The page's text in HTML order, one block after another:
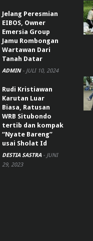
Jelang Peresmian
EIBOS, Owner
Emersia Group
Jamu Rombongan
Wartawan Dari
Tanah Datar
ADMIN - JULI 10, 2024
Rudi Kristiawan
Karutan Luar
Biasa, Ratusan
WRB Situbondo
tertib dan kompak
“Nyate Bareng”
usai Sholat Id
DESTIA SASTRA - JUNI
29, 2023